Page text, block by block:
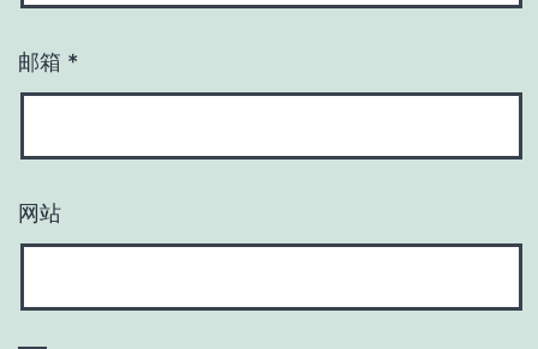
邮箱 *
网站